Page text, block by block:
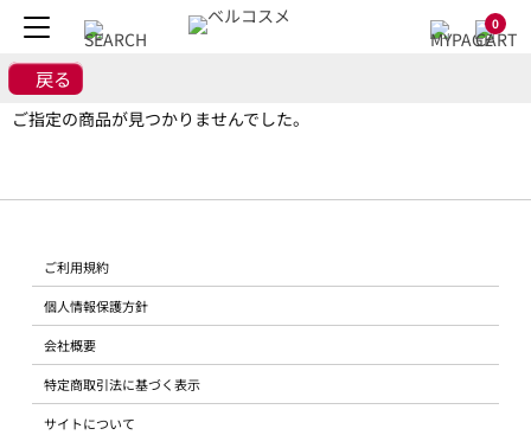
0
戻る
ご指定の商品が見つかりませんでした。
ご利用規約
個人情報保護方針
会社概要
特定商取引法に基づく表示
サイトについて